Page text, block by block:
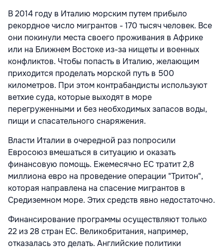
В 2014 году в Италию морским путем прибыло
рекордное число мигрантов - 170 тысяч человек. Все
они покинули места своего проживания в Африке
или на Ближнем Востоке из-за нищеты и военных
конфликтов. Чтобы попасть в Италию, желающим
приходится проделать морской путь в 500
километров. При этом контрабандисты используют
ветхие суда, которые выходят в море
перегруженными и без необходимых запасов воды,
пищи и спасательного снаряжения.
Власти Италии в очередной раз попросили
Евросоюз вмешаться в ситуацию и оказать
финансовую помощь. Ежемесячно ЕС тратит 2,8
миллиона евро на проведение операции "Тритон",
которая направлена на спасение мигрантов в
Средиземном море. Этих средств явно недостаточно.
Финансирование программы осуществляют только
22 из 28 стран ЕС. Великобритания, например,
отказалась это делать. Английские политики